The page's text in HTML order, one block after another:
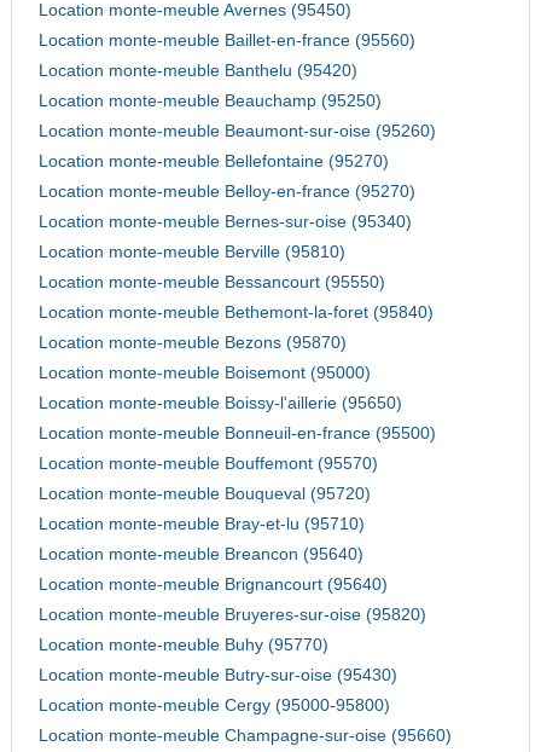
Location monte-meuble Avernes (95450)
Location monte-meuble Baillet-en-france (95560)
Location monte-meuble Banthelu (95420)
Location monte-meuble Beauchamp (95250)
Location monte-meuble Beaumont-sur-oise (95260)
Location monte-meuble Bellefontaine (95270)
Location monte-meuble Belloy-en-france (95270)
Location monte-meuble Bernes-sur-oise (95340)
Location monte-meuble Berville (95810)
Location monte-meuble Bessancourt (95550)
Location monte-meuble Bethemont-la-foret (95840)
Location monte-meuble Bezons (95870)
Location monte-meuble Boisemont (95000)
Location monte-meuble Boissy-l'aillerie (95650)
Location monte-meuble Bonneuil-en-france (95500)
Location monte-meuble Bouffemont (95570)
Location monte-meuble Bouqueval (95720)
Location monte-meuble Bray-et-lu (95710)
Location monte-meuble Breancon (95640)
Location monte-meuble Brignancourt (95640)
Location monte-meuble Bruyeres-sur-oise (95820)
Location monte-meuble Buhy (95770)
Location monte-meuble Butry-sur-oise (95430)
Location monte-meuble Cergy (95000-95800)
Location monte-meuble Champagne-sur-oise (95660)